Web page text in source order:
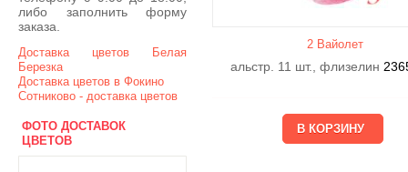
либо заполнить форму
заказа.
Доставка цветов Белая
Березка
Доставка цветов в Фокино
Сотниково - доставка цветов
ФОТО ДОСТАВОК
ЦВЕТОВ
2 Вайолет
альстр. 11 шт., флизелин